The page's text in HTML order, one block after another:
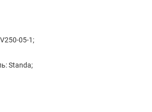
05-1;
Standa;